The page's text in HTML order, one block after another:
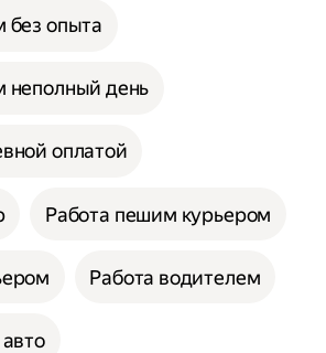
без опыта
неполный день
оплатой
Работа пешим курьером
Работа водителем